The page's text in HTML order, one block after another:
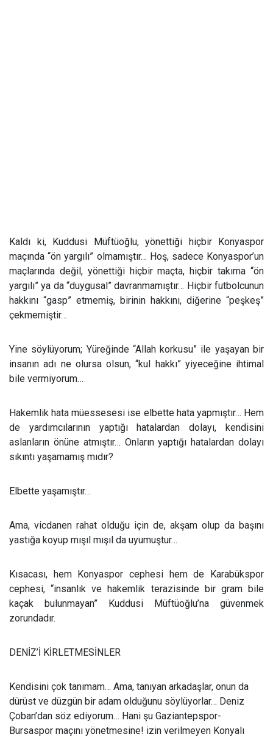
Kaldı ki, Kuddusi Müftüoğlu, yönettiği hiçbir Konyaspor
maçında “ön yargılı” olmamıştır… Hoş, sadece Konyaspor’un
maçlarında değil, yönettiği hiçbir maçta, hiçbir takıma “ön
yargılı” ya da “duygusal” davranmamıştır… Hiçbir futbolcunun
hakkını “gasp” etmemiş, birinin hakkını, diğerine “peşkeş”
çekmemiştir…
Yine söylüyorum; Yüreğinde “Allah korkusu” ile yaşayan bir
insanın adı ne olursa olsun, “kul hakkı” yiyeceğine ihtimal
bile vermiyorum…
Hakemlik hata müessesesi ise elbette hata yapmıştır… Hem
de yardımcılarının yaptığı hatalardan dolayı, kendisini
aslanların önüne atmıştır… Onların yaptığı hatalardan dolayı
sıkıntı yaşamamış mıdır?
Elbette yaşamıştır…
Ama, vicdanen rahat olduğu için de, akşam olup da başını
yastığa koyup mışıl mışıl da uyumuştur…
Kısacası, hem Konyaspor cephesi hem de Karabükspor
cephesi, “insanlık ve hakemlik terazisinde bir gram bile
kaçak bulunmayan” Kuddusi Müftüoğlu’na güvenmek
zorundadır.
DENİZ’İ KİRLETMESİNLER
Kendisini çok tanımam… Ama, tanıyan arkadaşlar, onun da
dürüst ve düzgün bir adam olduğunu söylüyorlar… Deniz
Çoban’dan söz ediyorum… Hani şu Gaziantepspor-
Bursaspor maçını yönetmesine! izin verilmeyen Konyalı